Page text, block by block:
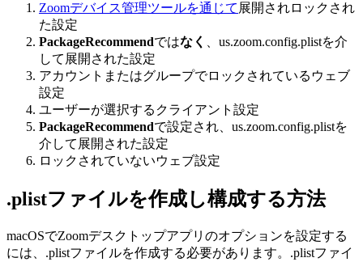
Zoomデバイス管理ツールを通じて 展開されロックされ
た設定
PackageRecommendではなく
、us.zoom.config.plistを介
して展開された設定
アカウントまたはグループでロックされているウェブ
設定
ユーザーが選択するクライアント設定
PackageRecommendで設定され、us.zoom.config.plistを
介して展開された設定
ロックされていないウェブ設定
.plistファイルを作成し構成する方法
macOSでZoomデスクトップアプリのオプションを設定する
には、.plistファイルを作成する必要があります。.plistファイ